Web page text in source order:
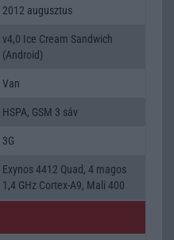
2012 augusztus
v4,0 Ice Cream Sandwich
(Android)
Van
HSPA, GSM 3 sáv
3G
Exynos 4412 Quad, 4 magos
1,4 GHz Cortex-A9, Mali 400